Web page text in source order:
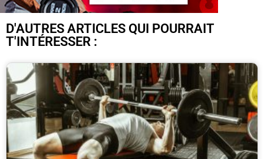
D'AUTRES ARTICLES QUI POURRAIT
T'INTÉRESSER :